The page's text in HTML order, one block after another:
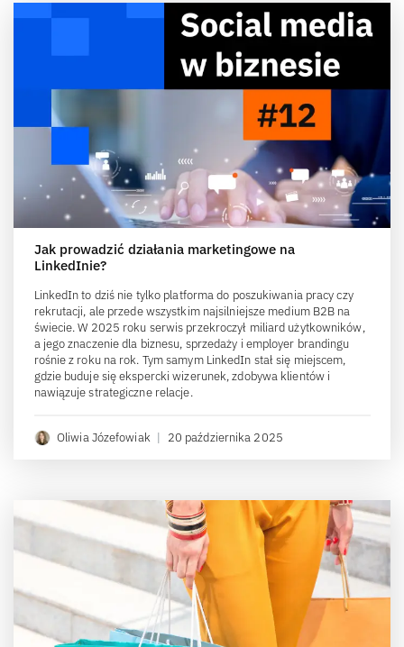
Jak prowadzić działania marketingowe na
LinkedInie?
LinkedIn to dziś nie tylko platforma do poszukiwania pracy czy
rekrutacji, ale przede wszystkim najsilniejsze medium B2B na
świecie. W 2025 roku serwis przekroczył miliard użytkowników,
a jego znaczenie dla biznesu, sprzedaży i employer brandingu
rośnie z roku na rok. Tym samym LinkedIn stał się miejscem,
gdzie buduje się ekspercki wizerunek, zdobywa klientów i
nawiązuje strategiczne relacje.
Oliwia Józefowiak | 20 października 2025